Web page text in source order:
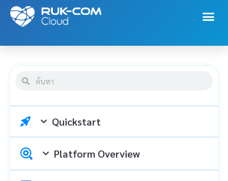
Quickstart
Platform Overview